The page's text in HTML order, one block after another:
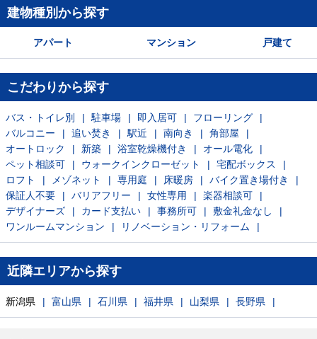
建物種別から探す
アパート マンション 戸建て
こだわりから探す
バス・トイレ別 駐車場 即入居可
フローリング
バルコニー
追い焚き 駅近 南向き
角部屋
オートロック
新築 浴室乾燥機付き
オール電化
ペット相談可
ウォークインクローゼット
宅配ボックス
ロフト
メゾネット 専用庭 床暖房
バイク置き場付き
保証人不要
バリアフリー 女性専用
楽器相談可
デザイナーズ
カード支払い 事務所可
敷金礼金なし
ワンルームマンション
リノベーション・リフォーム
近隣エリアから探す
新潟県 富山県 石川県 福井県 山梨県 長野県